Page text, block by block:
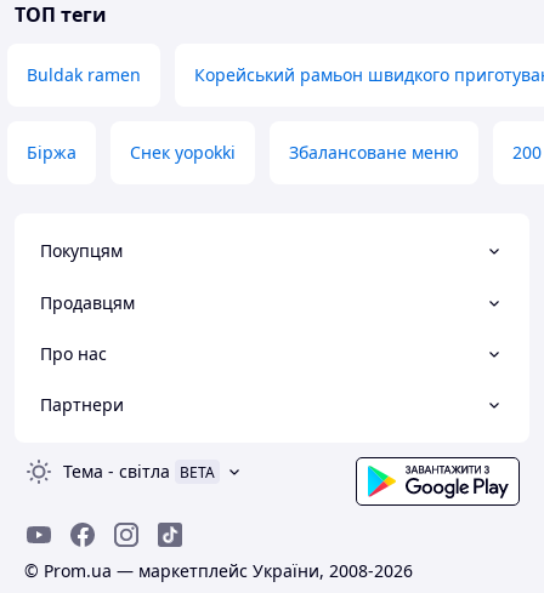
ТОП теги
Buldak ramen Корейський рамьон швидкого
Біржа Снек yopokki Збалансоване меню
Покупцям
Продавцям
Про нас
Партнери
Тема - світла BETA
© Prom.ua — маркетплейс України, 2008-2026